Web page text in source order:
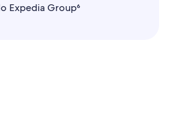
Expedia Group⁶